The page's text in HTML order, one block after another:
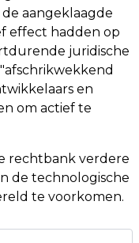
aangeklaagde
effect hadden op
juridische
en
om actief te
rechtbank verdere
de technologische
te voorkomen.